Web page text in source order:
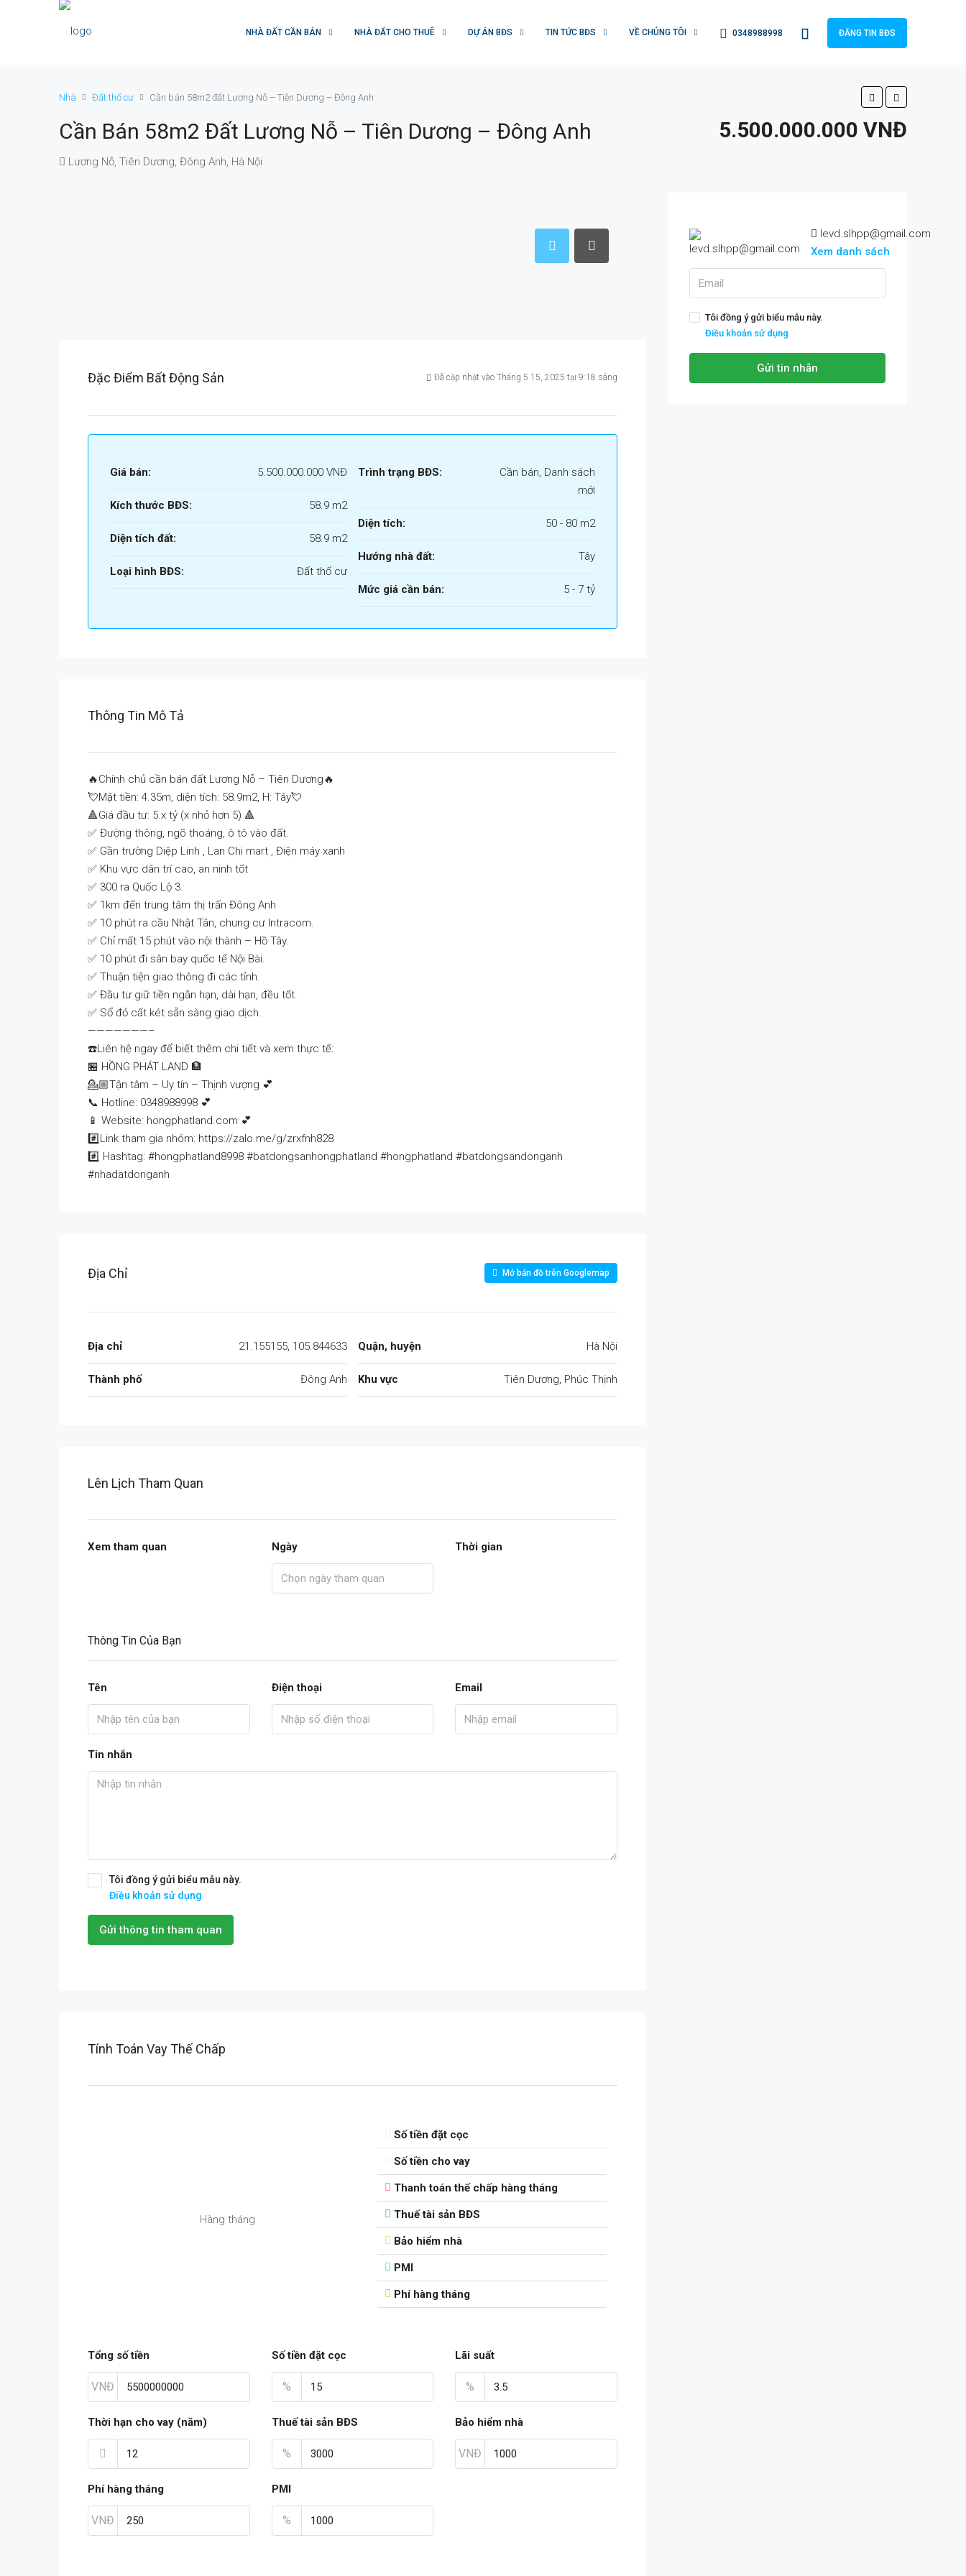
NHÀ ĐẤT CẦN BÁN NHÀ ĐẤT CHO THUÊ DỰ ÁN BĐS TIN TỨC BĐS VỀ CHÚNG TÔI 0348988998 ĐĂNG TIN BĐS
Nhà Đất thổ cư Cần bán 58m2 đất Lương Nỗ – Tiên Dương – Đông Anh
Cần Bán 58m2 Đất Lương Nỗ – Tiên Dương – Đông Anh 5.500.000.000 VNĐ
Lương Nỗ, Tiên Dương, Đông Anh, Hà Nội
Đặc Điểm Bất Động Sản Đã cập nhật vào Tháng 5 15, 2025 tại 9:18 sáng
Giá bán: 5.500.000.000 VNĐ
Kích thước BĐS: 58.9 m2
Diện tích đất: 58.9 m2
Loại hình BĐS: Đất thổ cư
Trình trạng BĐS:
Cần bán, Danh sách
mới
Diện tích: 50 - 80 m2
Hướng nhà đất: Tây
Mức giá cần bán: 5 - 7 tỷ
Thông Tin Mô Tả
🔥Chính chủ cần bán đất Lương Nỗ – Tiên Dương🔥
💘Mặt tiền: 4.35m, diện tích: 58.9m2, H: Tây💘
🔺Giá đầu tư: 5.x tỷ (x nhỏ hơn 5) 🔺
✅ Đường thông, ngõ thoáng, ô tô vào đất.
✅ Gần trường Diệp Linh , Lan Chi mart , Điện máy xanh
✅ Khu vực dân trí cao, an ninh tốt
✅ 300 ra Quốc Lộ 3.
✅ 1km đến trung tâm thị trấn Đông Anh
✅ 10 phút ra cầu Nhật Tân, chung cư Intracom.
✅ Chỉ mất 15 phút vào nội thành – Hồ Tây.
✅ 10 phút đi sân bay quốc tế Nội Bài.
✅ Thuận tiện giao thông đi các tỉnh.
✅ Đầu tư giữ tiền ngắn hạn, dài hạn, đều tốt.
✅ Sổ đỏ cất két sẵn sàng giao dịch.
———————–
☎️Liên hệ ngay để biết thêm chi tiết và xem thực tế:
🏪 HỒNG PHÁT LAND 🏦
💁🏼Tận tâm – Uy tín – Thịnh vượng 💕
📞 Hotline: 0348988998 💕
📱 Website: hongphatland.com 💕
#️⃣Link tham gia nhóm: https://zalo.me/g/zrxfnh828
#️⃣ Hashtag: #hongphatland8998 #batdongsanhongphatland #hongphatland #batdongsandonganh
#nhadatdonganh
Địa Chỉ Mở bản đồ trên Googlemap
Địa chỉ 21.155155, 105.844633
Thành phố Đông Anh
Quận, huyện Hà Nội
Khu vực Tiên Dương, Phúc Thịnh
Lên Lịch Tham Quan
Xem tham quan Ngày Thời gian
Thông Tin Của Bạn
Tên Điện thoại Email
Tin nhắn
Tôi đồng ý gửi biểu mẫu này.
Điều khoản sử dụng
Gửi thông tin tham quan
Tính Toán Vay Thế Chấp
Hàng tháng
Số tiền đặt cọc
Số tiền cho vay
Thanh toán thế chấp hàng tháng
Thuế tài sản BĐS
Bảo hiểm nhà
PMI
Phí hàng tháng
Tổng số tiền
VNĐ
Số tiền đặt cọc
%
Lãi suất
%
Thời hạn cho vay (năm) Thuế tài sản BĐS
%
Bảo hiểm nhà
VNĐ
Phí hàng tháng
VNĐ
PMI
%
levd.slhpp@gmail.com
Xem danh sách
Tôi đồng ý gửi biểu mẫu này.
Điều khoản sử dụng
Gửi tin nhắn